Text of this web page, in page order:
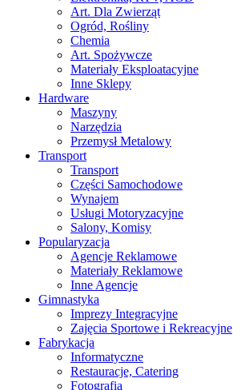
Art. Dla Zwierząt
Ogród, Rośliny
Chemia
Art. Spożywcze
Materiały Eksploatacyjne
Inne Sklepy
Hardware
Maszyny
Narzędzia
Przemysł Metalowy
Transport
Transport
Części Samochodowe
Wynajem
Usługi Motoryzacyjne
Salony, Komisy
Popularyzacja
Agencje Reklamowe
Materiały Reklamowe
Inne Agencje
Gimnastyka
Imprezy Integracyjne
Zajęcia Sportowe i Rekreacyjne
Fabrykacja
Informatyczne
Restauracje, Catering
Fotografia